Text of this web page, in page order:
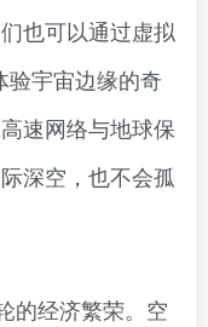
也可以通过虚拟
验宇宙边缘的奇
速网络与地球保
深空，也不会孤
的经济繁荣。空